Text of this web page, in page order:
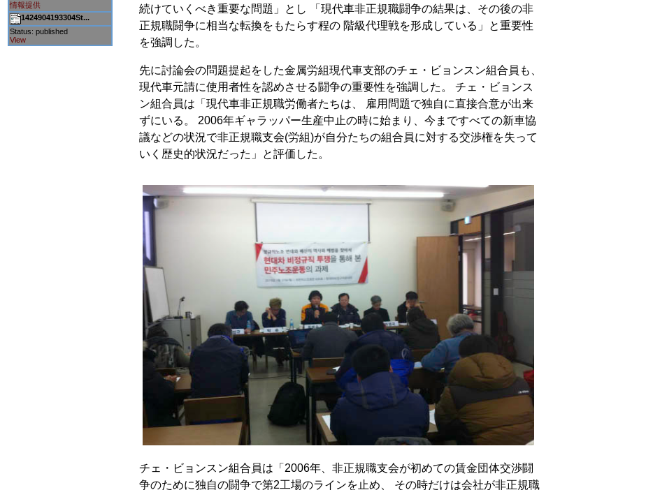
情報提供
1424904193304St...
Status: published
View
続けていくべき重要な問題」とし 「現代車非正規職闘争の結果は、その後の非
正規職闘争に相当な転換をもたらす程の 階級代理戦を形成している」と重要性
を強調した。
先に討論会の問題提起をした金属労組現代車支部のチェ・ビョンスン組合員も、
現代車元請に使用者性を認めさせる闘争の重要性を強調した。 チェ・ビョンス
ン組合員は「現代車非正規職労働者たちは、 雇用問題で独自に直接合意が出来
ずにいる。 2006年ギャラッパー生産中止の時に始まり、今まですべての新車協
議などの状況で非正規職支会(労組)が自分たちの組合員に対する交渉権を失って
いく歴史的状況だった」と評価した。
チェ・ビョンスン組合員は「2006年、非正規職支会が初めての賃金団体交渉闘
争のために独自の闘争で第2工場のラインを止め、 その時だけは会社が非正規職